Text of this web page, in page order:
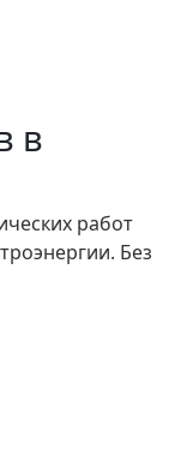
в
работ
Без